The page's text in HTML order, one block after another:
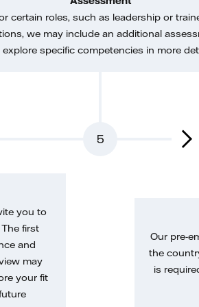
you to
first
and
may
your fit
5
certain roles, such as leadership or
we may include an additional
specific competencies in more
Our pre-
the
is